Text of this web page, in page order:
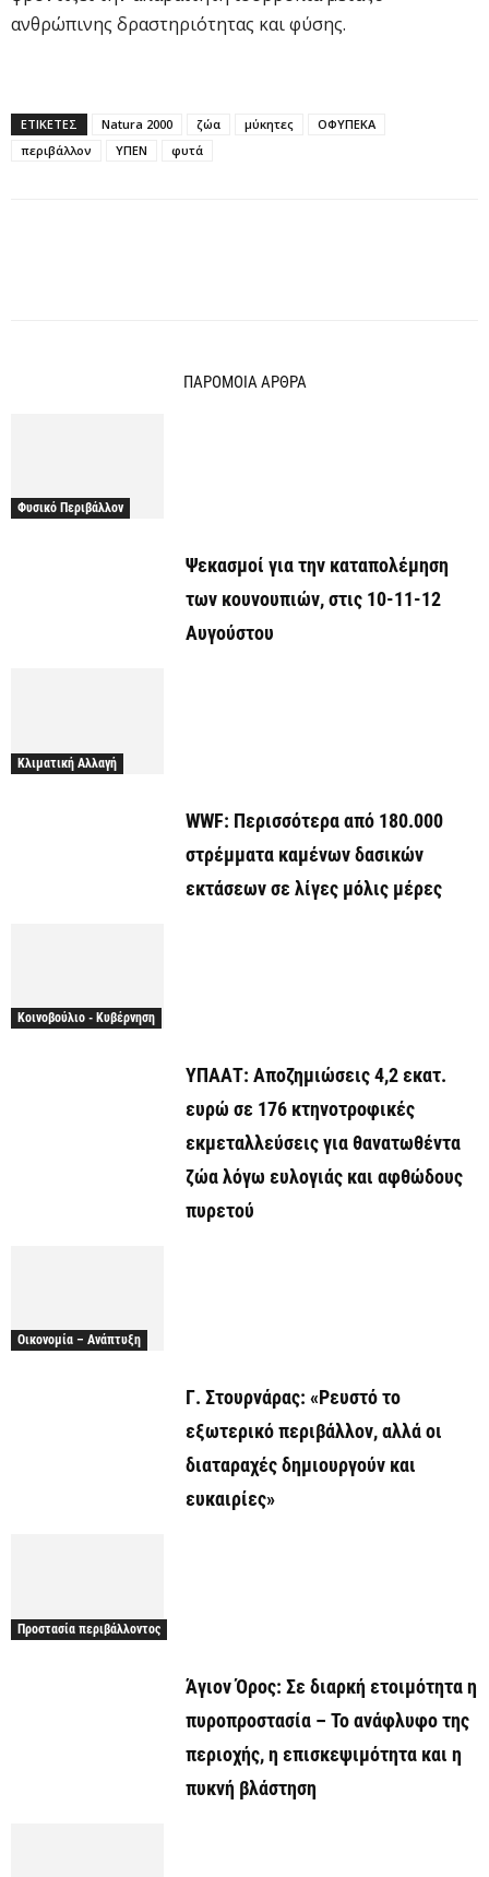
ανθρώπινης δραστηριότητας και φύσης.
ΕΤΙΚΕΤΕΣ Natura 2000 ζώα μύκητες
ΟΦΥΠΕΚΑ
περιβάλλον
ΥΠΕΝ φυτά
ΠΑΡΟΜΟΙΑ ΑΡΘΡΑ
Φυσικό Περιβάλλον
Ψεκασμοί για την καταπολέμηση
των κουνουπιών, στις 10-11-12
Αυγούστου
Κλιματική Αλλαγή
WWF: Περισσότερα από 180.000
στρέμματα καμένων δασικών
εκτάσεων σε λίγες μόλις μέρες
Κοινοβούλιο - Κυβέρνηση
ΥΠΑΑΤ: Αποζημιώσεις 4,2 εκατ.
ευρώ σε 176 κτηνοτροφικές
εκμεταλλεύσεις για θανατωθέντα
ζώα λόγω ευλογιάς και αφθώδους
πυρετού
Οικονομία – Ανάπτυξη
Γ. Στουρνάρας: «Ρευστό το
εξωτερικό περιβάλλον, αλλά οι
διαταραχές δημιουργούν και
ευκαιρίες»
Προστασία περιβάλλοντος
Άγιον Όρος: Σε διαρκή ετοιμότητα η
πυροπροστασία – Το ανάφλυφο της
περιοχής, η επισκεψιμότητα και η
πυκνή βλάστηση